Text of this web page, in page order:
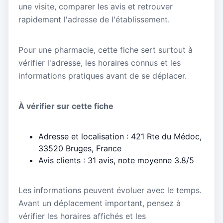
une visite, comparer les avis et retrouver
rapidement l'adresse de l'établissement.
Pour une pharmacie, cette fiche sert surtout à
vérifier l'adresse, les horaires connus et les
informations pratiques avant de se déplacer.
À vérifier sur cette fiche
Adresse et localisation : 421 Rte du Médoc,
33520 Bruges, France
Avis clients : 31 avis, note moyenne 3.8/5
Les informations peuvent évoluer avec le temps.
Avant un déplacement important, pensez à
vérifier les horaires affichés et les